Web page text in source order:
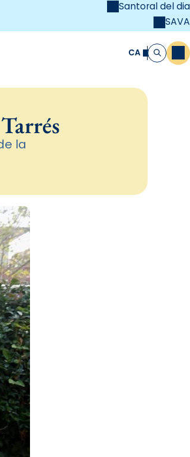
Santoral del dia
SAVA
CA Cerca
la